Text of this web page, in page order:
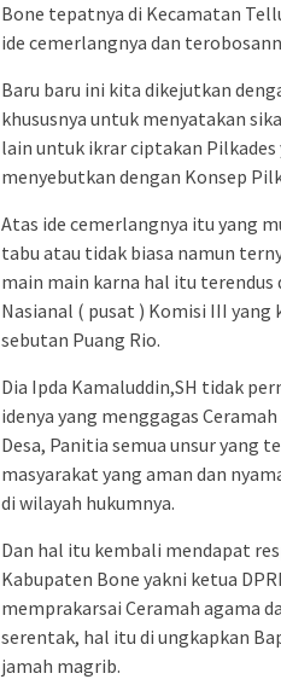
Bone tepatnya di Kecamatan
ide cemerlangnya dan
Baru baru ini kita dikejutkan
khususnya untuk menyatakan
lain untuk ikrar ciptakan Pilkades
menyebutkan dengan Konsep
Atas ide cemerlangnya itu yang
tabu atau tidak biasa namun
main main karna hal itu
Nasianal ( pusat ) Komisi III
sebutan Puang Rio.
Dia Ipda Kamaluddin,SH tidak
idenya yang menggagas
Desa, Panitia semua unsur yang
masyarakat yang aman dan
di wilayah hukumnya.
Dan hal itu kembali mendapat
Kabupaten Bone yakni ketua
memprakarsai Ceramah agama
serentak, hal itu di ungkapkan
jamah magrib.